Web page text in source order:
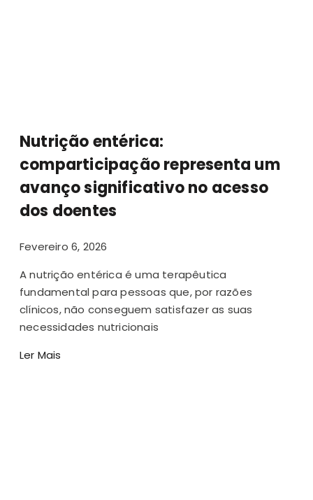
Nutrição entérica:
comparticipação representa um
avanço significativo no acesso
dos doentes
Fevereiro 6, 2026
A nutrição entérica é uma terapêutica
fundamental para pessoas que, por razões
clínicos, não conseguem satisfazer as suas
necessidades nutricionais
Ler Mais